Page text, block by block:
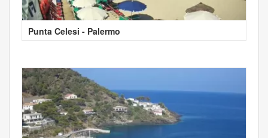
Punta Celesi - Palermo